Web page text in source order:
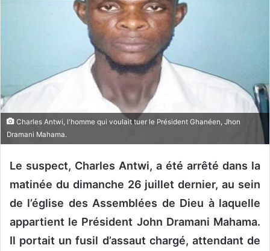
u
n
c
u
e
Charles Antwi, l'homme qui voulait tuer le Président Ghanéen, Jhon
Dramani Mahama.
Le suspect, Charles Antwi, a été arrêté dans la
matinée du dimanche 26 juillet dernier, au sein
de l’église des Assemblées de Dieu à laquelle
appartient le Président John Dramani Mahama.
Il portait un fusil d’assaut chargé, attendant de